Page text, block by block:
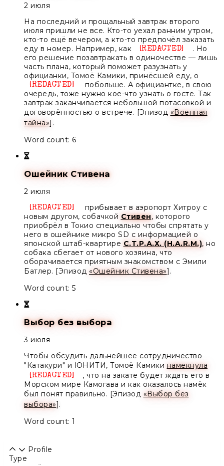
2 июля
На последний и прощальный завтрак второго
июля пришли не все. Кто-то уехал ранним утром,
кто-то ещё вечером, а кто-то предпочёл заказать
еду в номер. Например, как
. Но
его решение позавтракать в одиночестве — лишь
часть плана, который поможет разузнать у
официанки, Томоё Камики, принёсшей еду, о
Unknown
побольше. А официантке, в свою
очередь, тоже нужно кое-что узнать о госте. Так
завтрак заканчивается небольшой потасовкой и
договорённостью о встрече. [Эпизод «Военная
тайна»].
Word count: 6
Ошейник Стивена
2 июля
Unknown
прибывает в аэропорт Хитроу с
новым другом, собачкой Стивен, которого
приобрёл в Токио специально чтобы спрятать у
него в ошейнике микро SD с информацией о
японской штаб-квартире С.Т.Р.А.Х. (H.A.R.M.), но
собака сбегает от нового хозяина, что
оборачивается приятным знакомством с Эмили
Батлер. [Эпизод «Ошейник Стивена»].
Word count: 5
Выбор без выбора
3 июля
Чтобы обсудить дальнейшее сотрудничество
"Катакури" и ЮНИТИ, Томоё Камики намекнула
Unknown
, что на закате будет ждать его в
Морском мире Камогава и как оказалось намёк
был понят правильно. [Эпизод «Выбор без
выбора»].
Word count: 1
Profile
Type